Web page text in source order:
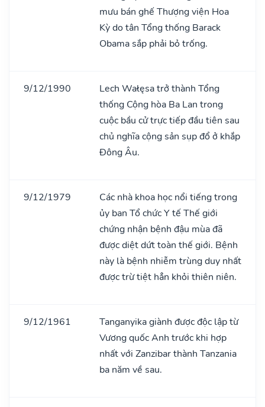
mưu bán ghế Thượng viện Hoa
Kỳ do tân Tổng thống Barack
Obama sắp phải bỏ trống.
9/12/1990
Lech Wałęsa trở thành Tổng
thống Cộng hòa Ba Lan trong
cuộc bầu cử trực tiếp đầu tiên sau
chủ nghĩa cộng sản sụp đổ ở khắp
Đông Âu.
9/12/1979
Các nhà khoa học nổi tiếng trong
ủy ban Tổ chức Y tế Thế giới
chứng nhận bệnh đậu mùa đã
được diệt dứt toàn thế giới. Bệnh
này là bệnh nhiễm trùng duy nhất
được trừ tiệt hẳn khỏi thiên niên.
9/12/1961
Tanganyika giành được độc lập từ
Vương quốc Anh trước khi hợp
nhất với Zanzibar thành Tanzania
ba năm về sau.